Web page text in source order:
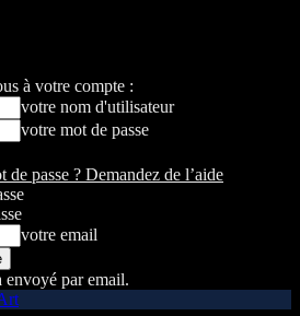
à votre compte :
votre nom d'utilisateur
votre mot de passe
passe ? Demandez de l’aide
votre email
envoyé par email.